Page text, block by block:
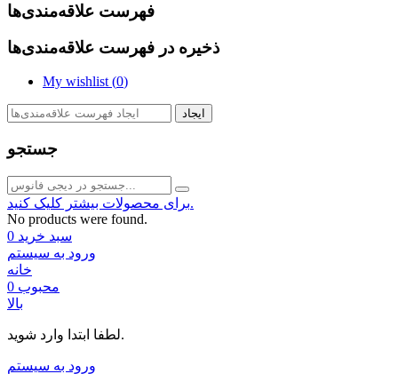
فهرست علاقه‌مندی‌ها
ذخیره در فهرست علاقه‌مندی‌ها
My wishlist (0)
ایجاد
جستجو
برای محصولات بیشتر کلیک کنید.
No products were found.
سبد خرید 0
ورود به سیستم
خانه
محبوب 0
بالا
لطفا ابتدا وارد شوید.
ورود به سیستم